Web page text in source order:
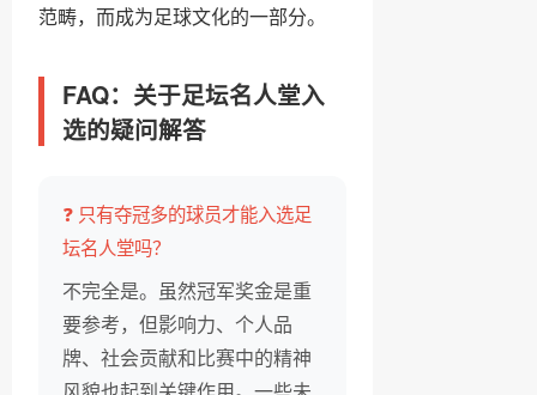
范畴，而成为足球文化的一部分。
FAQ：关于足坛名人堂入
选的疑问解答
❓ 只有夺冠多的球员才能入选足
坛名人堂吗？
不完全是。虽然冠军奖金是重
要参考，但影响力、个人品
牌、社会贡献和比赛中的精神